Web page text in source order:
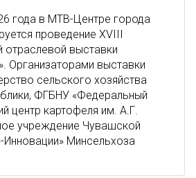
года в МТВ-Центре города
проведение XVIII
выставки
Организаторами выставки
сельского хозяйства
ФГБНУ «Федеральный
центр картофеля им. А.Г.
учреждение Чувашской
Инновации» Минсельхоза